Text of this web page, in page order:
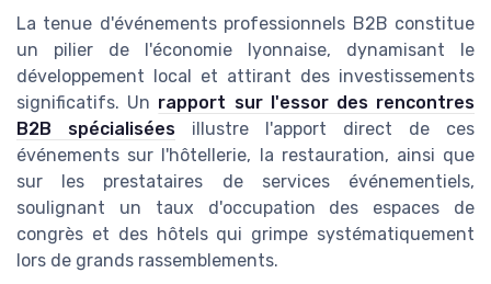
La tenue d'événements professionnels B2B constitue
un pilier de l'économie lyonnaise, dynamisant le
développement local et attirant des investissements
significatifs. Un rapport sur l'essor des rencontres
B2B spécialisées illustre l'apport direct de ces
événements sur l'hôtellerie, la restauration, ainsi que
sur les prestataires de services événementiels,
soulignant un taux d'occupation des espaces de
congrès et des hôtels qui grimpe systématiquement
lors de grands rassemblements.